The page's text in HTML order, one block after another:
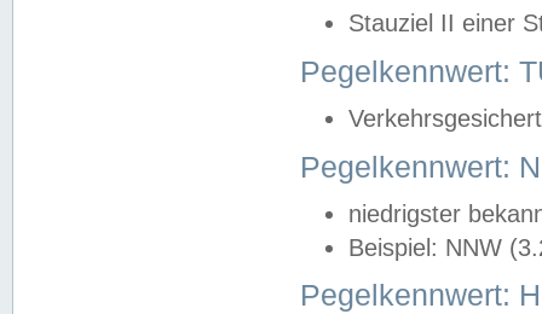
Stauziel II einer
Pegelkennwert:
Pegelkennwert:
niedrigster
Beispiel: NNW
Pegelkennwert: